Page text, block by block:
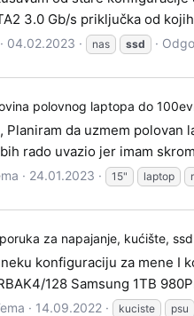
3.0 Gb/s priključka od
04.02.2023 nas ssd
polovnog laptopa do
Planiram da uzmem polovan
rado uvazio jer imam
24.01.2023 15" laptop
za napajanje, kućište,
konfiguraciju za mene I
128 Samsung 1TB
14.09.2022 kuciste psu